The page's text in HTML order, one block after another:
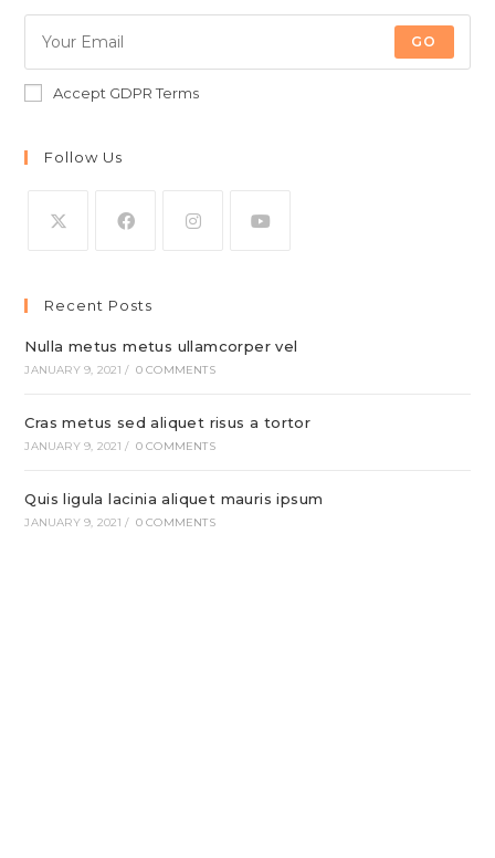
GO
Accept GDPR Terms
Follow Us
a
new
tab
new
tab
new
tab
new
Recent Posts
Nulla metus metus ullamcorper vel
JANUARY 9, 2021 / 0 COMMENTS
Cras metus sed aliquet risus a tortor
JANUARY 9, 2021 / 0 COMMENTS
Quis ligula lacinia aliquet mauris ipsum
JANUARY 9, 2021 / 0 COMMENTS